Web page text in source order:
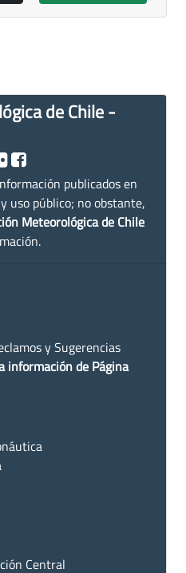
de Chile -
publicados en
uso público; no obstante,
Meteorológica de Chile
y Sugerencias
información de Página
Central